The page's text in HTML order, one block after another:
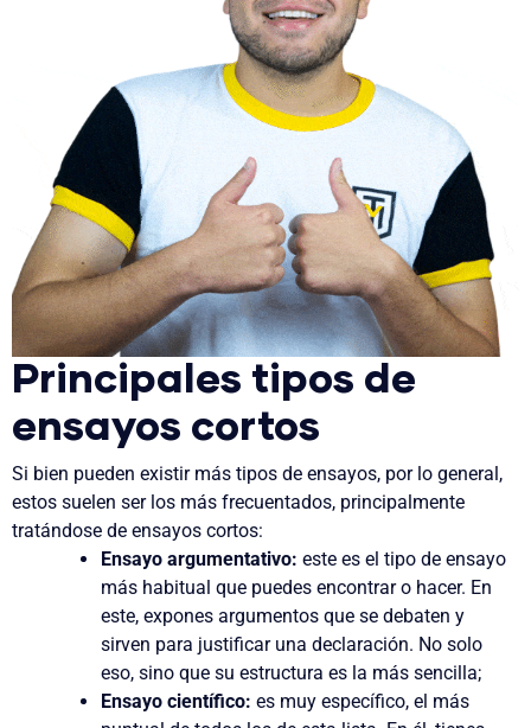
Principales tipos de
ensayos cortos
Si bien pueden existir más tipos de ensayos, por lo general,
estos suelen ser los más frecuentados, principalmente
tratándose de ensayos cortos:
Ensayo argumentativo: este es el tipo de ensayo
más habitual que puedes encontrar o hacer. En
este, expones argumentos que se debaten y
sirven para justificar una declaración. No solo
eso, sino que su estructura es la más sencilla;
Ensayo científico: es muy específico, el más